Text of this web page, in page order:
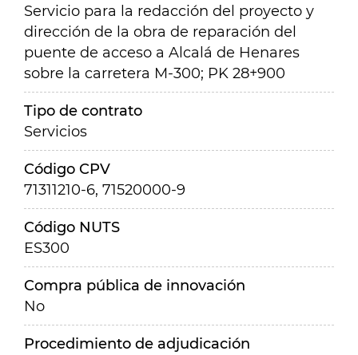
Servicio para la redacción del proyecto y
dirección de la obra de reparación del
puente de acceso a Alcalá de Henares
sobre la carretera M-300; PK 28+900
Tipo de contrato
Servicios
Código CPV
71311210-6, 71520000-9
Código NUTS
ES300
Compra pública de innovación
No
Procedimiento de adjudicación